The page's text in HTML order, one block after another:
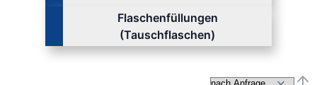
Flaschenfüllungen
(Tauschflaschen)